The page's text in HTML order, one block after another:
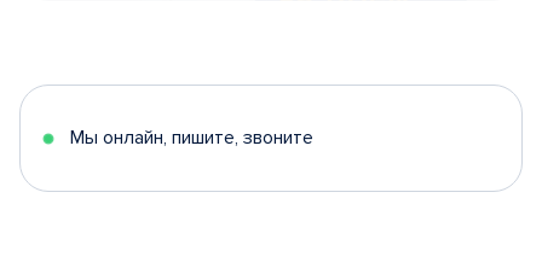
5
Мы онлайн, пишите, звоните